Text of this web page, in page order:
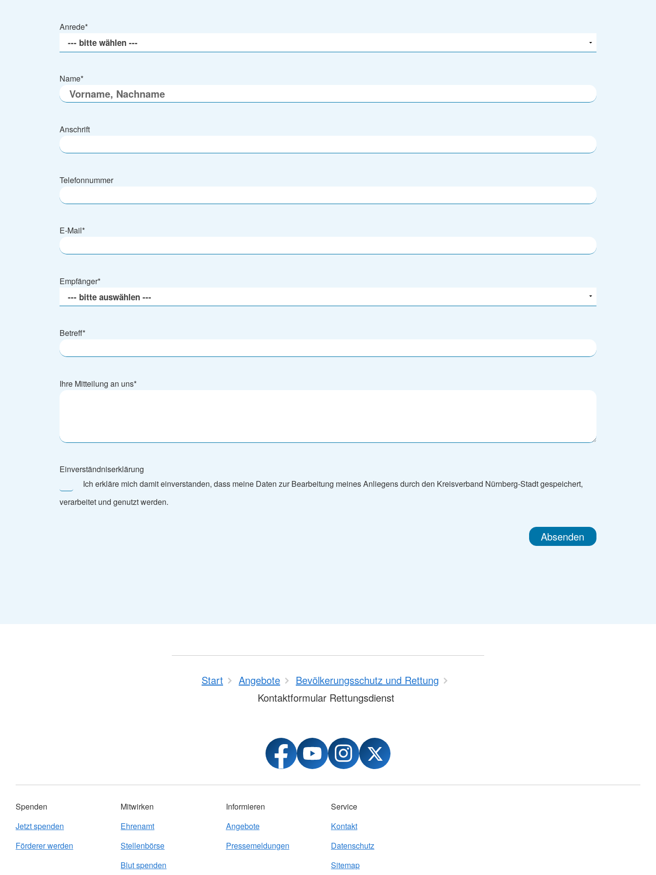
Anrede*
Name*
Anschrift
Telefonnummer
E-Mail*
Empfänger*
Betreff*
Ihre Mitteilung an uns*
Einverständniserklärung
verarbeitet und genutzt werden.
Start Angebote
Bevölkerungsschutz und Rettung
Kontaktformular Rettungsdienst
Spenden
Jetzt spenden
Förderer werden
Mitwirken
Ehrenamt
Stellenbörse
Blut spenden
Informieren
Angebote
Pressemeldungen
Service
Kontakt
Datenschutz
Sitemap